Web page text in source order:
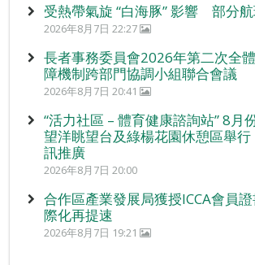
受熱帶氣旋 “白海豚” 影響 部分
2026年8月7日 22:27
長者事務委員會2026年第二次全
障機制跨部門協調小組聯合會議
2026年8月7日 20:41
“活力社區 – 體育健康諮詢站” 8月
望洋眺望台及綠楊花園休憩區舉
訊推廣
2026年8月7日 20:00
合作區產業發展局獲授ICCA會員
際化再提速
2026年8月7日 19:21